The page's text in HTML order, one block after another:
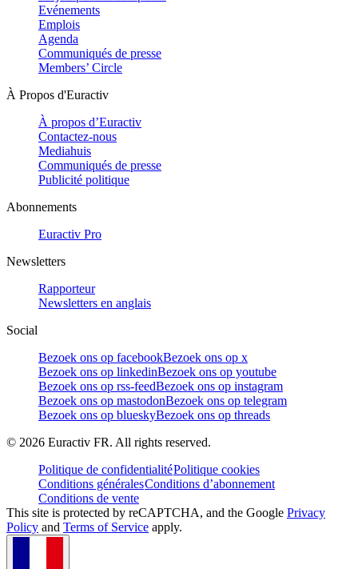
Evénements
Emplois
Agenda
Communiqués de presse
Members’ Circle
À Propos d'Euractiv
À propos d’Euractiv
Contactez-nous
Mediahuis
Communiqués de presse
Publicité politique
Abonnements
Euractiv Pro
Newsletters
Rapporteur
Newsletters en anglais
Social
Bezoek ons op facebookBezoek ons op x
Bezoek ons op linkedinBezoek ons op youtube
Bezoek ons op rss-feedBezoek ons op instagram
Bezoek ons op mastodonBezoek ons op telegram
Bezoek ons op blueskyBezoek ons op threads
© 2026 Euractiv FR. All rights reserved.
Politique de confidentialitéPolitique cookies
Conditions généralesConditions d’abonnement
Conditions de vente
This site is protected by reCAPTCHA, and the Google Privacy
Policy and Terms of Service apply.